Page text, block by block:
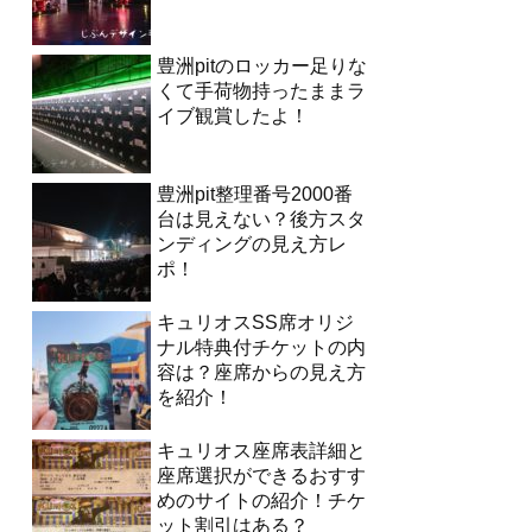
豊洲pitのロッカー足りな
くて手荷物持ったままラ
イブ観賞したよ！
豊洲pit整理番号2000番
台は見えない？後方スタ
ンディングの見え方レ
ポ！
キュリオスSS席オリジ
ナル特典付チケットの内
容は？座席からの見え方
を紹介！
キュリオス座席表詳細と
座席選択ができるおすす
めのサイトの紹介！チケ
ット割引はある？